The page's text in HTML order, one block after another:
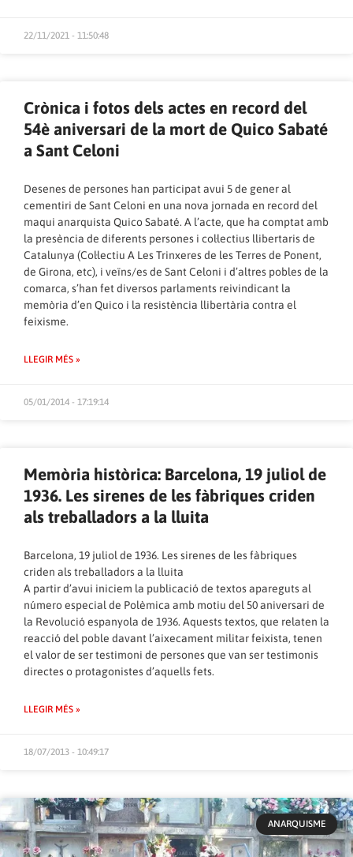
22/11/2021 - 11:50:48
Crònica i fotos dels actes en record del
54è aniversari de la mort de Quico Sabaté
a Sant Celoni
Desenes de persones han participat avui 5 de gener al
cementiri de Sant Celoni en una nova jornada en record del
maqui anarquista Quico Sabaté. A l’acte, que ha comptat amb
la presència de diferents persones i col·lectius llibertaris de
Catalunya (Col·lectiu A Les Trinxeres de les Terres de Ponent,
de Girona, etc), i veïns/es de Sant Celoni i d’altres pobles de la
comarca, s’han fet diversos parlaments reivindicant la
memòria d’en Quico i la resistència llibertària contra el
feixisme.
LLEGIR MÉS »
05/01/2014 - 17:19:14
Memòria històrica: Barcelona, ​​19 juliol de
1936. Les sirenes de les fàbriques criden
als treballadors a la lluita
Barcelona, ​​19 juliol de 1936. Les sirenes de les fàbriques
criden als treballadors a la lluita
A partir d’avui iniciem la publicació de textos apareguts al
número especial de Polèmica amb motiu del 50 aniversari de
la Revolució espanyola de 1936. Aquests textos, que relaten la
reacció del poble davant l’aixecament militar feixista, tenen
el valor de ser testimoni de persones que van ser testimonis
directes o protagonistes d’aquells fets.
LLEGIR MÉS »
18/07/2013 - 10:49:17
ANARQUISME